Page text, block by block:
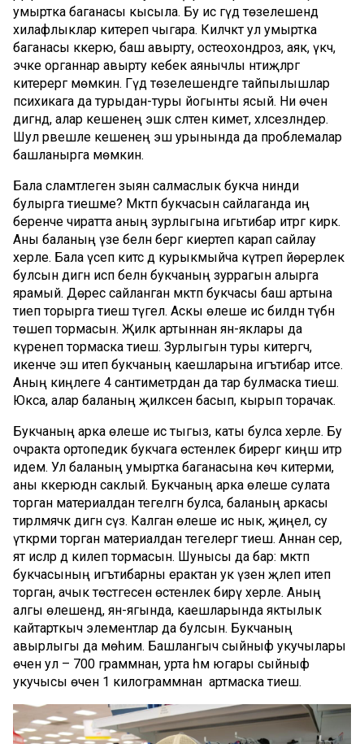
умыртка баганасы кысыла. Бу исә гәүдә төзелешендә
хилафлыклар китереп чыгара. Киләчәктә ул умыртка
баганасы кәкерәю, баш авырту, остеохондроз, аяк, үкчә,
эчке органнар авырту кебек аянычлы нәтиҗәләргә
китерергә мөмкин. Гәүдә төзелешендәге тайпылышлар
психикага да турыдан-туры йогынты ясый. Ни өчен
дигәндә, алар кешенең эшкә сәләтен киметә, хәлсезләндерә.
Шул рәвешле кешенең эш урынында да проблемалар
башланырга мөмкин.
Бала сәламәтлегенә зыян салмаслык букча нинди
булырга тиешме? Мәктәп букчасын сайлаганда иң
беренче чиратта аның зурлыгына игьтибар итәргә кирәк.
Аны баланың үзе белән бергә киертеп карап сайлау
хәерле. Бала үсеп китсә дә курыкмыйча күтәреп йөрерлек
булсын дигән исәп белән букчаның зуррагын алырга
ярамый. Дөрес сайланган мәктәп букчасы баш артына
тиеп торырга тиеш түгел. Аскы өлеше исә билдән түбән
төшеп тормасын. Җилкә артыннан ян-яклары да
күренеп тормаска тиеш. Зурлыгын туры китергәч,
икенче эш итеп букчаның каешларына игътибар итәсе.
Аның киңлеге 4 сантиметрдан да тар булмаска тиеш.
Юкса, алар баланың җилкәсен басып, кырып торачак.
Букчаның арка өлеше исә тыгыз, каты булса хәерле. Бу
очракта ортопедик букчага өстенлек бирергә киңәш итәр
идем. Ул баланың умыртка баганасына көч китерми,
аны кәкерәюдән саклый. Букчаның арка өлеше сулата
торган материалдан тегелгән булса, баланың аркасы
тирләмәячәк дигән сүз. Калган өлеше исә нык, җиңел, су
үткәрми торган материалдан тегелергә тиеш. Аннан сәер,
ят исләр дә килеп тормасын. Шунысы да бар: мәктәп
букчасының игътибарны ерактан ук үзенә җәлеп итеп
торган, ачык төстәгесенә өстенлек бирү хәерле. Аның
алгы өлешендә, ян-ягында, каешларында яктылык
кайтарткыч элементлар да булсын. Букчаның
авырлыгы да мөһим. Башлангыч сыйныф укучылары
өчен ул – 700 граммнан, урта һәм югары сыйныф
укучысы өчен 1 килограммнан артмаска тиеш.